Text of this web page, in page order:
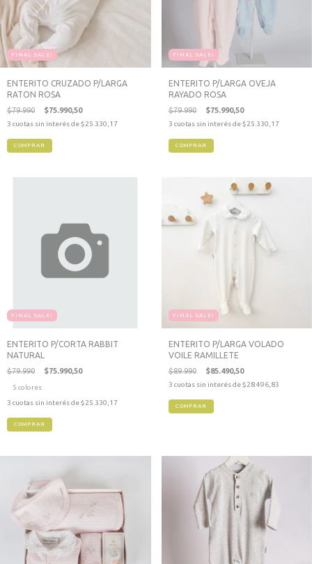
FINAL SALE!
ENTERITO CRUZADO P/LARGA
RATON ROSA
$79.990 $75.990,50
3 cuotas sin interés de$25.330,17
COMPRAR
FINAL SALE!
ENTERITO P/LARGA OVEJA
RAYADO ROSA
$79.990 $75.990,50
3 cuotas sin interés de$25.330,17
COMPRAR
FINAL SALE!
ENTERITO P/CORTA RABBIT
NATURAL
$79.990 $75.990,50
5 colores
3 cuotas sin interés de$25.330,17
COMPRAR
FINAL SALE!
ENTERITO P/LARGA VOLADO
VOILE RAMILLETE
$89.990 $85.490,50
3 cuotas sin interés de$28.496,83
COMPRAR